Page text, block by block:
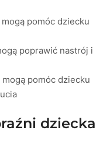
pomóc dziecku
poprawić nastrój i
pomóc dziecku
dziecka